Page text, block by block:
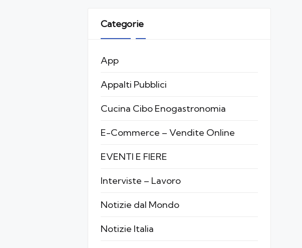
Categorie
App
Appalti Pubblici
Cucina Cibo Enogastronomia
E-Commerce – Vendite Online
EVENTI E FIERE
Interviste – Lavoro
Notizie dal Mondo
Notizie Italia